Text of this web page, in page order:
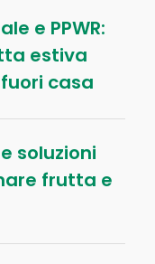
e PPWR:
estiva
casa
soluzioni
frutta e